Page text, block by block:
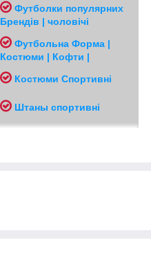
Футболки популярних
Брендів | чоловічі
Футбольна Форма |
Костюми | Кофти |
Костюми Спортивні
Штаны спортивні